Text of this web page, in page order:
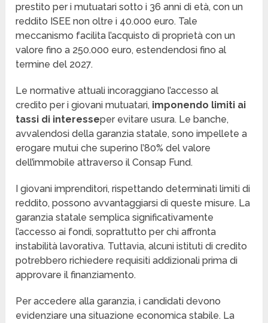
prestito per i mutuatari sotto i 36 anni di età, con un
reddito ISEE non oltre i 40.000 euro. Tale
meccanismo facilita l’acquisto di proprietà con un
valore fino a 250.000 euro, estendendosi fino al
termine del 2027.
Le normative attuali incoraggiano l’accesso al
credito per i giovani mutuatari, imponendo limiti ai
tassi di interesseper evitare usura. Le banche,
avvalendosi della garanzia statale, sono impellete a
erogare mutui che superino l’80% del valore
dell’immobile attraverso il Consap Fund.
I giovani imprenditori, rispettando determinati limiti di
reddito, possono avvantaggiarsi di queste misure. La
garanzia statale semplica significativamente
l’accesso ai fondi, soprattutto per chi affronta
instabilità lavorativa. Tuttavia, alcuni istituti di credito
potrebbero richiedere requisiti addizionali prima di
approvare il finanziamento.
Per accedere alla garanzia, i candidati devono
evidenziare una situazione economica stabile. La